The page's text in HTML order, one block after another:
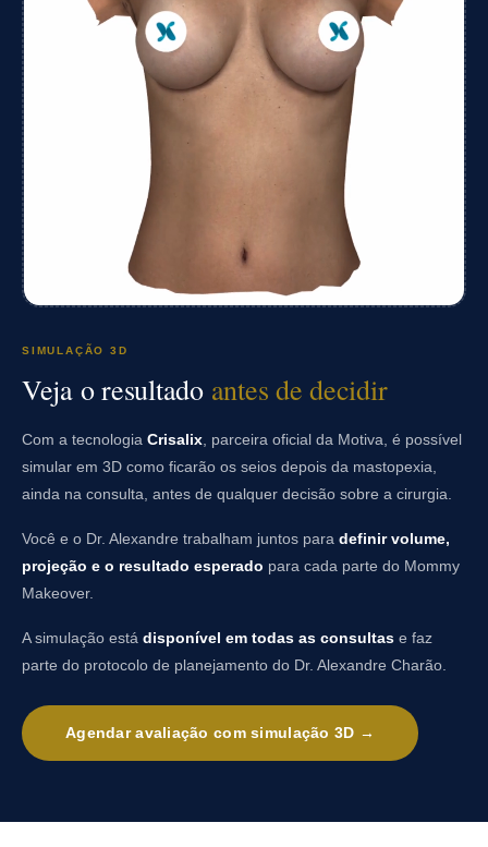
SIMULAÇÃO 3D
Veja o resultado antes de decidir
Com a tecnologia Crisalix, parceira oficial da Motiva, é possível
simular em 3D como ficarão os seios depois da mastopexia,
ainda na consulta, antes de qualquer decisão sobre a cirurgia.
Você e o Dr. Alexandre trabalham juntos para definir volume,
projeção e o resultado esperado para cada parte do Mommy
Makeover.
A simulação está disponível em todas as consultas e faz
parte do protocolo de planejamento do Dr. Alexandre Charão.
Agendar avaliação com simulação 3D →